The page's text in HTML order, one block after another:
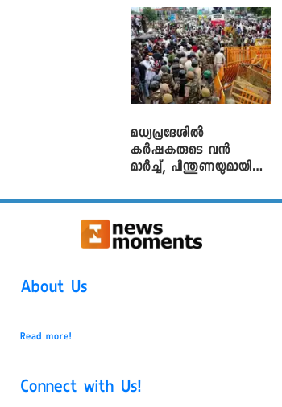
മധ്യപ്രദേശിൽ
കർഷകരുടെ വൻ
മാർച്ച്, പിന്തുണയുമായി
About Us
Read more!
Connect with Us!